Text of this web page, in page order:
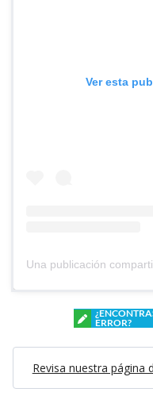
Ver esta
ERROR?
Revisa nuestra página